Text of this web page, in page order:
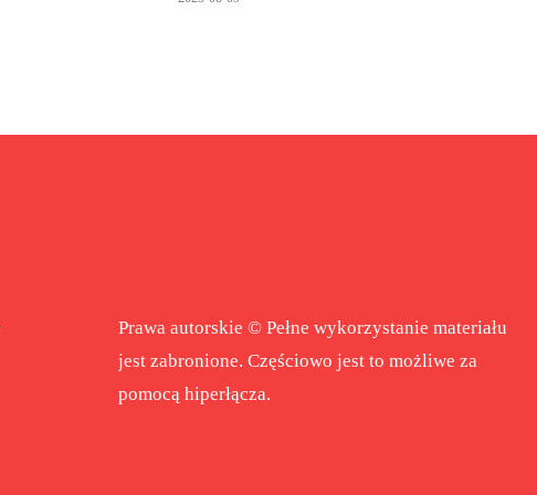
Prawa autorskie © Pełne wykorzystanie materiału
jest zabronione. Częściowo jest to możliwe za
pomocą hiperłącza.